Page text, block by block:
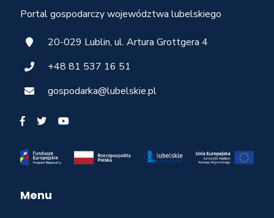
Portal gospodarczy województwa lubelskiego
20-029 Lublin, ul. Artura Grottgera 4
+48 81 537 16 51
gospodarka@lubelskie.pl
Menu